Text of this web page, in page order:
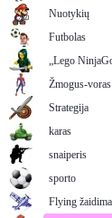
Nuotykių
Futbolas
„Lego
Žmogus-voras
Strategija
karas
snaiperis
sporto
Flying